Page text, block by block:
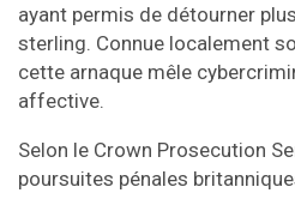
ayant permis de détourner
sterling. Connue localement
cette arnaque mêle
affective.
Selon le Crown Prosecution
poursuites pénales